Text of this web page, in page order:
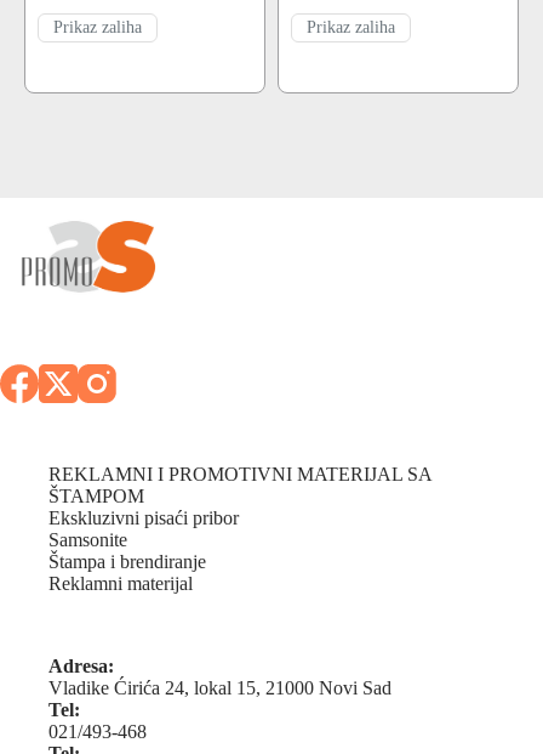
Prikaz zaliha Prikaz zaliha
REKLAMNI I PROMOTIVNI MATERIJAL SA
ŠTAMPOM
Ekskluzivni pisaći pribor
Samsonite
Štampa i brendiranje
Reklamni materijal
Adresa:
Vladike Ćirića 24, lokal 15, 21000 Novi Sad
Tel:
021/493-468